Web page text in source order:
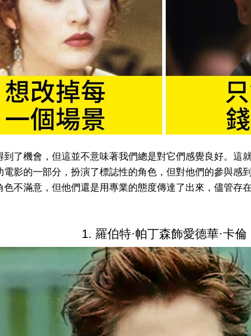
到了機會，但這並不意味著我們總是對它們感覺良好。這
電影的一部分，扮演了標誌性的角色，但對他們的參與感
色不滿意，但他們還是用專業的態度傳達了出來，儘管存
1. 羅伯特·帕丁森飾愛德華·卡倫